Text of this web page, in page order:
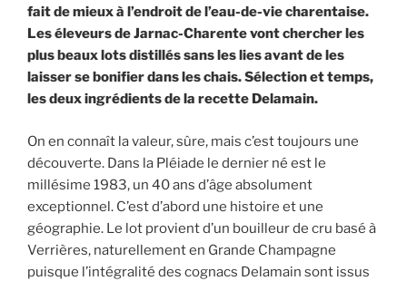
fait de mieux à l’endroit de l’eau-de-vie charentaise.
Les éleveurs de Jarnac-Charente vont chercher les
plus beaux lots distillés sans les lies avant de les
laisser se bonifier dans les chais. Sélection et temps,
les deux ingrédients de la recette Delamain.
On en connaît la valeur, sûre, mais c’est toujours une
découverte. Dans la Pléiade le dernier né est le
millésime 1983, un 40 ans d’âge absolument
exceptionnel. C’est d’abord une histoire et une
géographie. Le lot provient d’un bouilleur de cru basé à
Verrières, naturellement en Grande Champagne
puisque l’intégralité des cognacs Delamain sont issus